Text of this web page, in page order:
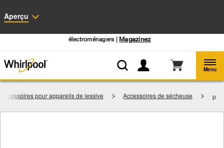
électroménagers | Magazinez
Menu
Accessoires pour appareils de lessive Accessoires de sécheuse p
Aperçu